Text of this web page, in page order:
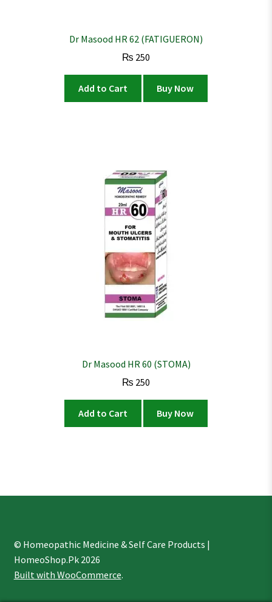
Dr Masood HR 62 (FATIGUERON)
₨ 250
Add to Cart Buy Now
Dr Masood HR 60 (STOMA)
₨ 250
Add to Cart Buy Now
© Homeopathic Medicine & Self Care Products |
HomeoShop.Pk 2026
Built with WooCommerce.